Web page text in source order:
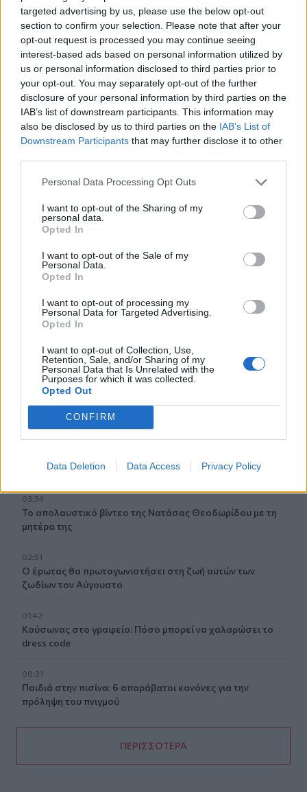
targeted advertising by us, please use the below opt-out
section to confirm your selection. Please note that after your
opt-out request is processed you may continue seeing
interest-based ads based on personal information utilized by
us or personal information disclosed to third parties prior to
your opt-out. You may separately opt-out of the further
disclosure of your personal information by third parties on the
IAB’s list of downstream participants. This information may
also be disclosed by us to third parties on the IAB’s List of
Downstream Participants that may further disclose it to other
Personal Data Processing Opt Outs
I want to opt-out of the Sharing of my
personal data.
Opted In
I want to opt-out of the Sale of my
Personal Data.
Opted In
I want to opt-out of processing my
Personal Data for Targeted Advertising.
Opted In
I want to opt-out of Collection, Use,
Retention, Sale, and/or Sharing of my
Personal Data that Is Unrelated with the
Purposes for which it was collected.
Opted Out
CONFIRM
Data Deletion Data Access Privacy Policy
Σαουδική Αραβία, Τουρκία και Πακιστάν υπογράφουν
αμυντική συμφωνία
07:31
Σήμερα η δεύτερη πληρωμή των δικαιούχων του
Λογαριασμού Αγροτικής Εστίας
07:25
Εορτολόγιο: Ποιοι γιορτάζουν σήμερα 7 Αυγούστου
07:17
Νέο Διεθνές Αεροδρόμιο Ηρακλείου: Σήμερα οι
υπογραφές για τα Συστήματα Αεροναυτιλίας
Ταϋλάνδη: Μαθητής άνοιξε πυρ μέσα σε σχολείο –
07:03
46χρονη κατηγορούμενη για τη φονική επίθεση
Υψηλός και σήμερα ο κίνδυνος πυρκαγιάς στην Κρήτη
05:52
ΕΝΦΙΑ: Τα λάθη στις μεταβιβάσεις που φέρνουν
τσουχτερά πρόστιμα έως 1.000 ευρώ
04:41
έλεγχο του σακχάρου
03:34
Το απολαυστικό βίντεο της Νατάσας Θεοδωρίδου με τη
μητέρα της
02:51
Ο έρωτας θα πρωταγωνιστήσει στη ζωή αυτών των
ζωδίων τον Αύγουστο
01:42
Καύσωνας στο γραφείο: Πόσο μπορεί να χαλαρώσει το
dress code
00:31
Παιδιά στην πισίνα: 6 απαράβατοι κανόνες για την
πρόληψη του πνιγμού
ΠΕΡΙΣΣΟΤΕΡΑ